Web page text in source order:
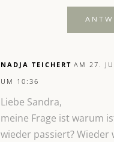
NADJA TEICHERT AM 27.
UM 10:36
Liebe Sandra,
meine Frage ist warum
wieder passiert? Wieder